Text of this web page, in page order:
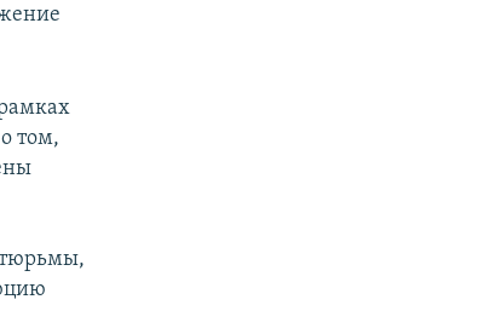
том,
тюрьмы,